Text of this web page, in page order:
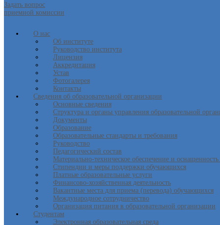
Задать вопрос
приемной комиссии
О нас
Об институте
Руководство института
Лицензия
Аккредитация
Устав
Фотогалерея
Контакты
Сведения об образовательной организации
Основные сведения
Структура и органы управления образовательной
Документы
Образование
Образовательные стандарты и требования
Руководство
Педагогический состав
Материально-техническое обеспечение и
Стипендии и меры поддержки обучающихся
Платные образовательные услуги
Финансово-хозяйственная деятельность
Вакантные места для приема (перевода) обучающихся
Международное сотрудничество
Организация питания в образовательной организации
Студентам
Электронная образовательная среда